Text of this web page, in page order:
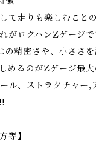
て走りも楽しむこと
がロクハンZゲージで
の精密さや、小ささ
めるのがZゲージ最大
ル、ストラクチャー,
等】